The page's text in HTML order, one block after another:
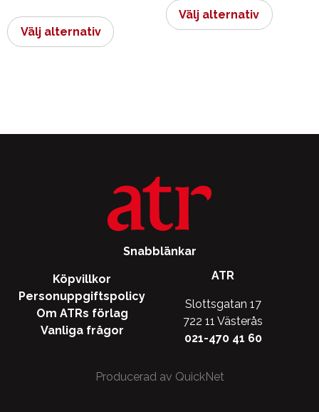
Välj alternativ
här
olika
väljas
produktsidan
Välj alternativ
här
Snabblänkar
Köpvillkor
Personuppgiftspolicy
Om ATRs förlag
Vanliga frågor
ATR
Slottsgatan 17
722 11 Västerås
021-470 41 60
Producerad av QuickNet